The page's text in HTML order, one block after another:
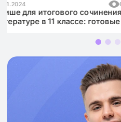
Лучшие аргументы для
русскому языку 2025